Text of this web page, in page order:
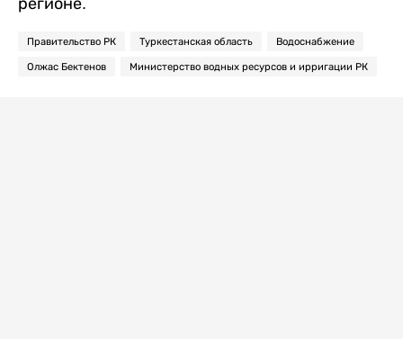
Правительство РК Туркестанская область Водоснабжение
Олжас Бектенов Министерство водных ресурсов и ирригации РК